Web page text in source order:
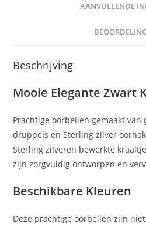
AANVULLENDE
Beschrijving
Mooie Elegante Zwart
Prachtige oorbellen gemaakt van
druppels en Sterling zilver
Sterling zilveren bewerkte
zijn zorgvuldig ontworpen en
Beschikbare Kleuren
Deze prachtige oorbellen zijn